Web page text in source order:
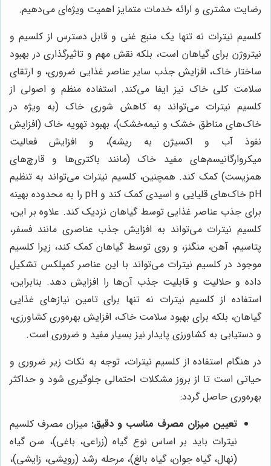
رضایت مشتری و ارائه خدمات متمایز اهمیت ویژه‌ای می‌دهیم.
کلسیم نیترات نه تنها یک منبع غنی و قابل دسترس از کلسیم و
نیتروژن برای گیاهان است، بلکه نقش مهم و تاثیرگذاری در بهبود
ساختار خاک، افزایش جذب سایر عناصر غذایی ضروری، و ارتقای
سلامت کلی خاک نیز ایفا می‌کند. استفاده منظم و اصولی از
کلسیم نیترات می‌تواند به کاهش شوری خاک (به ویژه در
خاک‌های مناطق خشک و نیمه‌خشک)، بهبود تهویه خاک (افزایش
نفوذ آب و اکسیژن به ریشه)، و افزایش فعالیت
میکروارگانیسم‌های مفید خاک (مانند باکتری‌ها و قارچ‌های
همزیست) کمک کند. همچنین، کلسیم نیترات می‌تواند به تنظیم
pH خاک‌های قلیایی و اسیدی کمک کند و pH را به محدوده بهینه
برای جذب عناصر غذایی توسط گیاهان نزدیک کند. علاوه بر این،
کلسیم نیترات می‌تواند به افزایش جذب عناصری مانند فسفر،
پتاسیم، آهن، منگنز، و روی توسط گیاهان کمک کند، زیرا کلسیم
موجود در کلسیم نیترات می‌تواند با این عناصر کمپلکس تشکیل
داده و حلالیت و قابلیت جذب آن‌ها را افزایش دهد. بنابراین،
استفاده از کلسیم نیترات نه تنها برای تامین نیازهای غذایی
گیاهان، بلکه برای بهبود سلامت خاک، افزایش بهره‌وری کشاورزی،
و دستیابی به کشاورزی پایدار نیز بسیار مفید و ضروری است.
در هنگام استفاده از کلسیم نیترات، توجه به نکات زیر ضروری و
حیاتی است تا از بروز مشکلات احتمالی جلوگیری شود و حداکثر
بهره‌وری حاصل گردد:
تعیین میزان مصرف مناسب و دقیق: میزان مصرف کلسیم
نیترات باید بر اساس نوع گیاه (زراعی، باغی)، سن گیاه
(نهال، گیاه جوان، گیاه بالغ)، مرحله رشد (رویشی، زایشی)،